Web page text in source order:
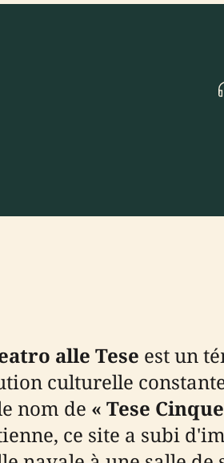
alle Tese est un
culturelle
nom de « Tese
ce site a subi